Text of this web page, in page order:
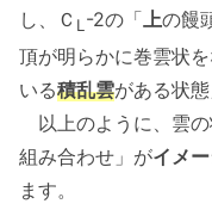
し、Ｃ L-2の「上の饅
頂が明らかに巻雲状を
いる積乱雲がある状態
以上のように、雲
組み合わせ」がイメ
ます。